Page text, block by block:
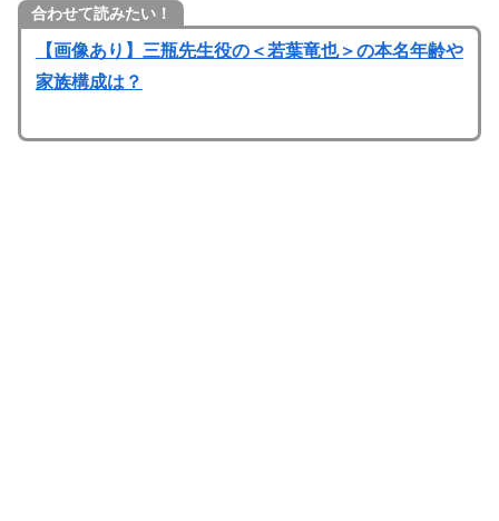
合わせて読みたい！
【画像あり】三瓶先生役の＜若葉竜也＞の本名年齢や
家族構成は？